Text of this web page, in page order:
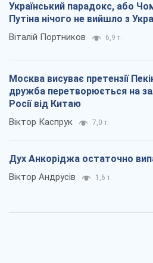
Український парадокс, або
Путіна нічого не вийшло з
Віталій Портников 6,9 т.
Москва висуває претензії
дружба перетворюється на
Росії від Китаю
Віктор Каспрук 7,0 т.
Дух Анкоріджа остаточно
Віктор Андрусів 1,6 т.